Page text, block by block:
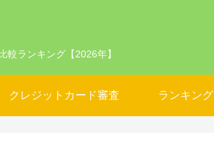
較ランキング【2026年】
クレジットカード審査 ランキング